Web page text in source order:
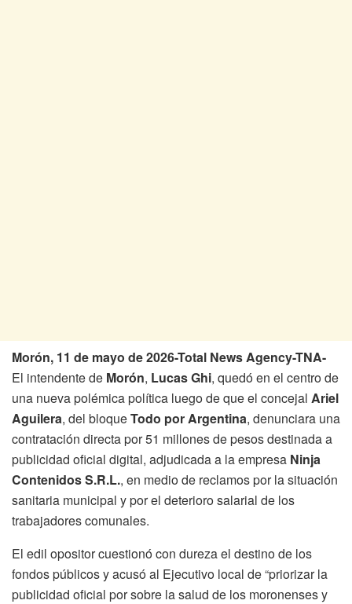
Morón, 11 de mayo de 2026-Total News Agency-TNA-
El intendente de Morón, Lucas Ghi, quedó en el centro de
una nueva polémica política luego de que el concejal Ariel
Aguilera, del bloqueTodo por Argentina, denunciara una
contratación directa por 51 millones de pesos destinada a
publicidad oficial digital, adjudicada a la empresa Ninja
Contenidos S.R.L., en medio de reclamos por la situación
sanitaria municipal y por el deterioro salarial de los
trabajadores comunales.
El edil opositor cuestionó con dureza el destino de los
fondos públicos y acusó al Ejecutivo local de “priorizar la
publicidad oficial por sobre la salud de los moronenses y